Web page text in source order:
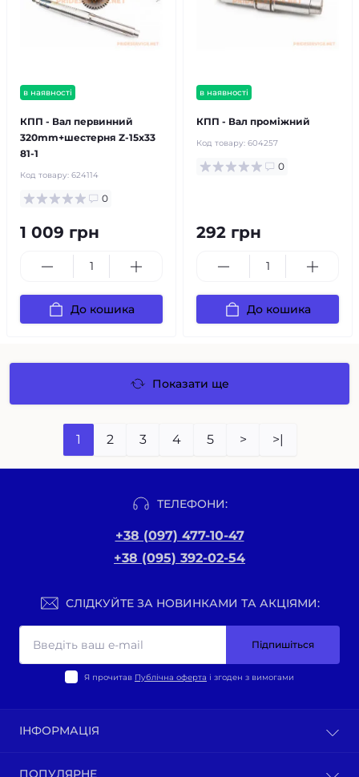
в наявності
КПП - Вал первинний
320mm+шестерня Z-15x33
81-1
Код товару: 624114
0
1 009 грн
До кошика
в наявності
КПП - Вал проміжний
Код товару: 604257
0
292 грн
До кошика
Показати ще
1 2 3 4 5 > >|
ТЕЛЕФОНИ:
+38 (097) 477-10-47
+38 (095) 392-02-54
СЛІДКУЙТЕ ЗА НОВИНКАМИ ТА АКЦІЯМИ:
Підпишіться
Я прочитав Публічна оферта і згоден з вимогами
ІНФОРМАЦІЯ
ПОПУЛЯРНЕ